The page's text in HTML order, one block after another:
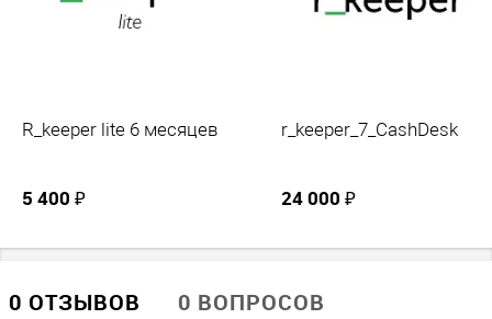
R_keeper lite 6 месяцев
5 400 ₽
r_keeper_7_CashDesk
24 000 ₽
0 ОТЗЫВОВ 0 ВОПРОСОВ